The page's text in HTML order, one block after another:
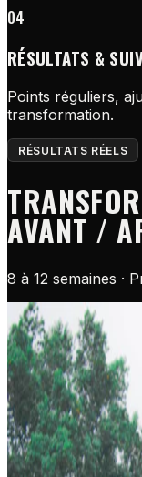
04
RÉSULTATS &
Points réguliers,
transformation.
RÉSULTATS RÉELS
AVANT /
8 à 12 semaines ·